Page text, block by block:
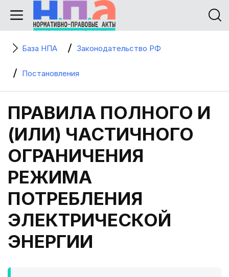
База НПА Законодательство РФ
Постановления
ПРАВИЛА ПОЛНОГО И
(ИЛИ) ЧАСТИЧНОГО
ОГРАНИЧЕНИЯ
РЕЖИМА
ПОТРЕБЛЕНИЯ
ЭЛЕКТРИЧЕСКОЙ
ЭНЕРГИИ